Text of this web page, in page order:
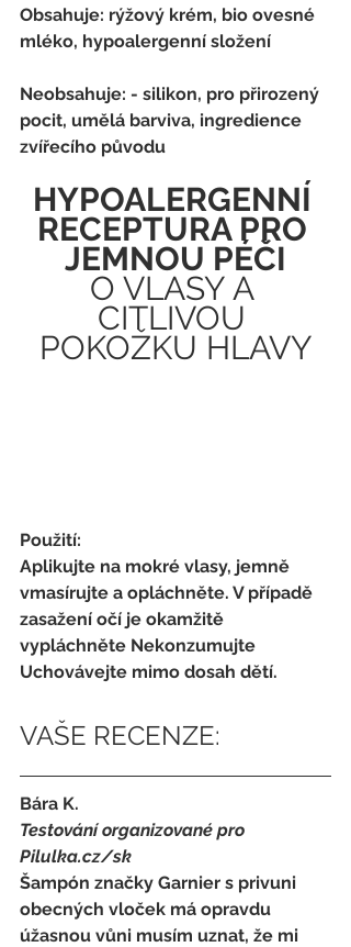
Obsahuje: rýžový krém, bio ovesné
mléko, hypoalergenní složení
Neobsahuje: - silikon, pro přirozený
pocit, umělá barviva, ingredience
zvířecího původu
HYPOALERGENNÍ
RECEPTURA PRO
JEMNOU PÉČI
O VLASY A
CITLIVOU
POKOŽKU HLAVY
Použití:
Aplikujte na mokré vlasy, jemně
vmasírujte a opláchněte. V případě
zasažení očí je okamžitě
vypláchněte Nekonzumujte
Uchovávejte mimo dosah dětí.
VAŠE RECENZE:
Bára K.
Testování organizované pro
Pilulka.cz/sk
Šampón značky Garnier s privuni
obecných vloček má opravdu
úžasnou vůni musím uznat, že mi